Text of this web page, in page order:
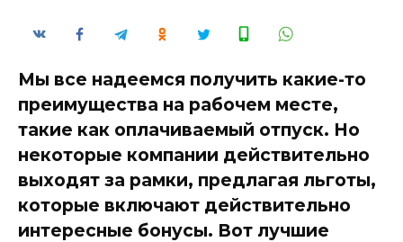
Мы все надеемся получить какие-то
преимущества на рабочем месте,
такие как оплачиваемый отпуск. Но
некоторые компании действительно
выходят за рамки, предлагая льготы,
которые включают действительно
интересные бонусы. Вот лучшие